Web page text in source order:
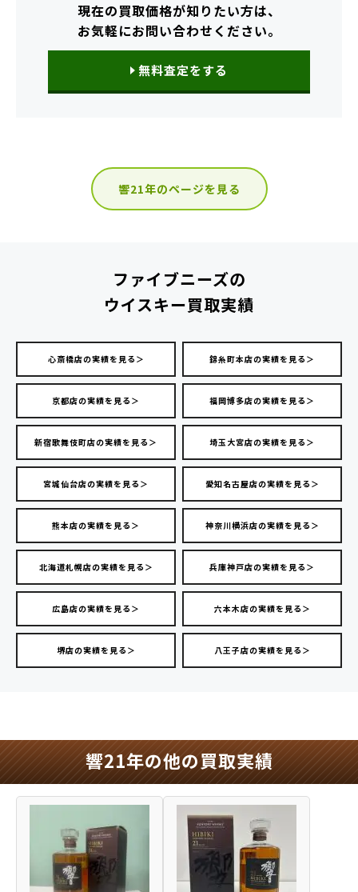
現在の買取価格が知りたい方は、
お気軽にお問い合わせください。
無料査定をする
響21年のページを見る
ファイブニーズの
ウイスキー買取実績
心斎橋店の実績を見る＞ 錦糸町本店の実績を見る＞
京都店の実績を見る＞ 福岡博多店の実績を見る＞
新宿歌舞伎町店の実績を見る＞ 埼玉大宮店の実績を見る＞
宮城仙台店の実績を見る＞ 愛知名古屋店の実績を見る＞
熊本店の実績を見る＞ 神奈川横浜店の実績を見る＞
北海道札幌店の実績を見る＞ 兵庫神戸店の実績を見る＞
広島店の実績を見る＞ 六本木店の実績を見る＞
堺店の実績を見る＞ 八王子店の実績を見る＞
響21年の他の買取実績